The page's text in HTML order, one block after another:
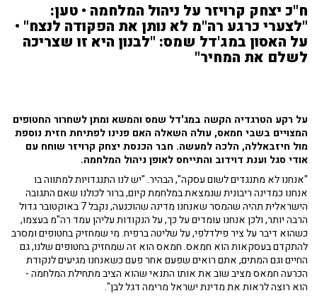
ח"כ יצחק קרויזר על ניהול המלחמה • טען:
"לצערי כרגע רה"מ לא נותן את הפקודה לנצח" •
על האסון במג'דל שמס: "לבנון היא זו שצריכה
לשלם את המחיר"
על רקע הטרגדיה הקשה במג'דל שמס והמשא ומתן לשחרור החטופים
המצויים בשבי חמאס, עולה השאלה האם פנינו לפתיחת חזית נוספת
מול חיזבאללה, הלכה למעשה. חבר הכנסת יצחק קרויזר שוחח עם
אודי סגל וענת דוידוב והתייחס לאופן ניהול המלחמה.
"אנחנו לא מתנגדים לשום עסקה", הבהיר. "יש לנו התנגדויות למתווה בו
אנחנו כמדינה ריבונית שנמצאת במלחמת קיום, ברור לכולנו שאם התגובה
הישראלית תהיה שהמסר שאנחנו מדינה שהוכנעה, נקבל 7 באוקטובר גדול
הרבה יותר, ולכן אנחנו עומדים על כך, על הנקודות עליהן עמד רה"מ בעצמו,
כשהוא דיבר על ציר פילדלפי, על שליטה ברפיח. מי שמחזיק בחטופים ומסרב
להתקדם בעסקאות הוא חמאס. חמאס הוא זה שמחזיק בחטופים שלנו, גם
החיים וגם המתים, אתם רואים שפעם אחר פעם כשאנחנו מגיעים לנקודת
הכרעה חמאס מציב שוב את אותו התנאי שהוא הציב מתחילת המלחמה -
הוא רוצה לראות את מדינת ישראל מרימה דגל לבן".